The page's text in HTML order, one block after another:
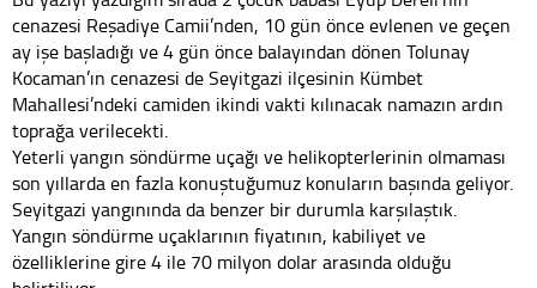
cenazesi Reşadiye Camii’nden, 10 gün önce evlenen ve geçen
ay işe başladığı ve 4 gün önce balayından dönen Tolunay
Kocaman’ın cenazesi de Seyitgazi ilçesinin Kümbet
Mahallesi’ndeki camiden ikindi vakti kılınacak namazın ardın
toprağa verilecekti.
Yeterli yangın söndürme uçağı ve helikopterlerinin olmaması
son yıllarda en fazla konuştuğumuz konuların başında geliyor.
Seyitgazi yangınında da benzer bir durumla karşılaştık.
Yangın söndürme uçaklarının fiyatının, kabiliyet ve
özelliklerine gire 4 ile 70 milyon dolar arasında olduğu